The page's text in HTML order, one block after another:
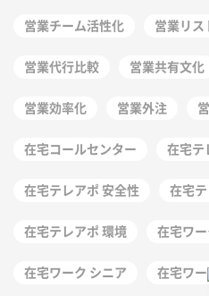
営業チーム活性化 営業リス
営業代行比較 営業共有文化
営業効率化 営業外注
在宅コールセンター 在宅テ
在宅テレアポ 安全性 在宅
在宅テレアポ 環境 在宅ワー
在宅ワーク シニア 在宅ワ